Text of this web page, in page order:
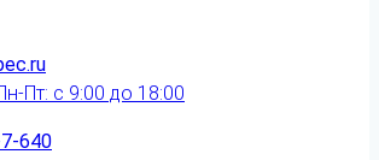
Пт: с 9:00 до 18:00
640